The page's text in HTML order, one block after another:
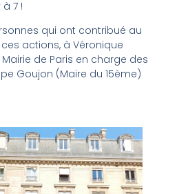
7 !
qui ont contribué au
actions, à Véronique
de Paris en charge des
Goujon (Maire du 15ème)